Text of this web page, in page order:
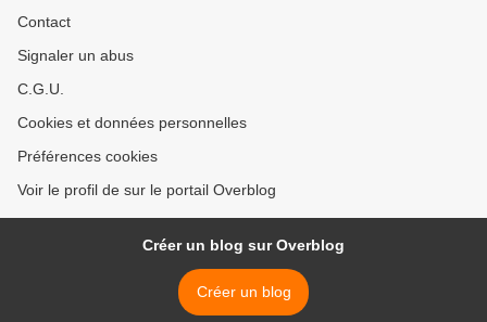
Contact
Signaler un abus
C.G.U.
Cookies et données personnelles
Préférences cookies
Voir le profil de sur le portail Overblog
Créer un blog sur Overblog
Créer un blog